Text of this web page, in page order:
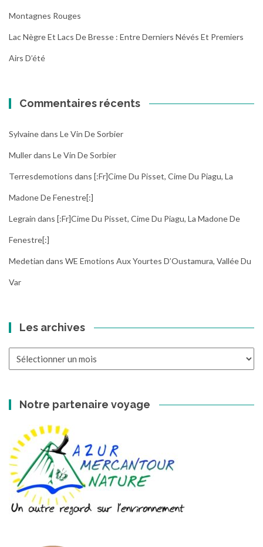
Montagnes Rouges
Lac Nègre Et Lacs De Bresse : Entre Derniers Névés Et Premiers
Airs D’été
Commentaires récents
Sylvainedans Le Vin De Sorbier
Mullerdans Le Vin De Sorbier
Terresdemotions dans [:fr]Cime Du Pisset, Cime Du Piagu, La
Madone De Fenestre[:]
Legrain dans [:fr]Cime Du Pisset, Cime Du Piagu, La Madone De
Fenestre[:]
Medetian dans WE Emotions Aux Yourtes D’Oustamura, Vallée Du
Var
Les archives
Notre partenaire voyage